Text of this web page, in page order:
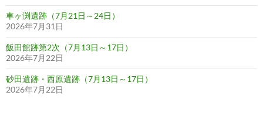
車ヶ渕遺跡（7月21日～24日）
2026年7月31日
飯田館跡第2次（7月13日～17日）
2026年7月22日
砂田遺跡・西原遺跡（7月13日～17日）
2026年7月22日